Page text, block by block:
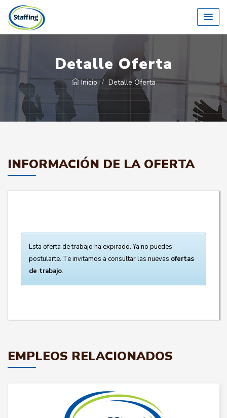
Detalle Oferta
Inicio Detalle Oferta
INFORMACIÓN DE LA OFERTA
Esta oferta de trabajo ha expirado. Ya no puedes
postularte. Te invitamos a consultar las nuevas ofertas
de trabajo.
EMPLEOS RELACIONADOS